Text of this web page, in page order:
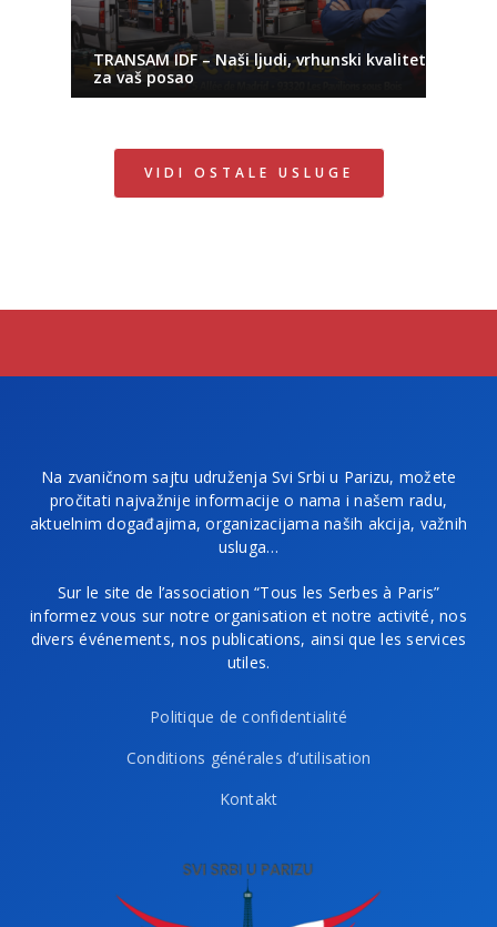
TRANSAM IDF – Naši ljudi, vrhunski kvalitet
za vaš posao
VIDI OSTALE USLUGE
Na zvaničnom sajtu udruženja Svi Srbi u Parizu, možete
pročitati najvažnije informacije o nama i našem radu,
aktuelnim događajima, organizacijama naših akcija, važnih
usluga…
Sur le site de l’association “Tous les Serbes à Paris”
informez vous sur notre organisation et notre activité, nos
divers événements, nos publications, ainsi que les services
utiles.
Politique de confidentialité
Conditions générales d’utilisation
Kontakt